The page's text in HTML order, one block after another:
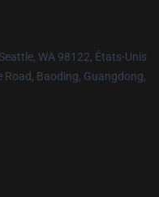
WA 98122, États-Unis
Road, Baoding, Guangdong,